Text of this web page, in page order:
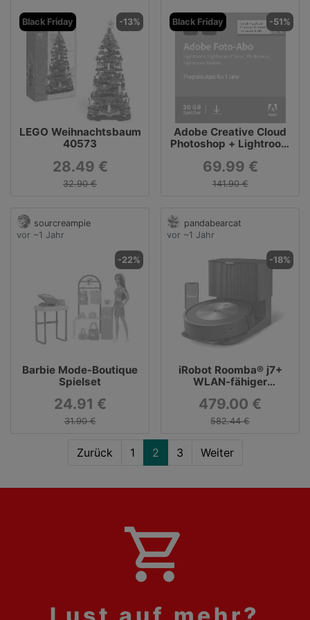
Black Friday -13%
LEGO Weihnachtsbaum
40573
28.49 €
32.90 €
Black Friday -51%
Adobe Creative Cloud
Photoshop + Lightroom
Speicher - 1 Jahr Abo
69.99 €
141.90 €
sourcreampie
vor ~1 Jahr
-22%
Barbie Mode-Boutique
Spielset
24.91 €
31.90 €
pandabearcat
vor ~1 Jahr
-18%
iRobot Roomba® j7+
WLAN-fähiger
automatischer
Absaugstation
479.00 €
582.44 €
Zurück 1 2 3 Weiter
shopping_cart